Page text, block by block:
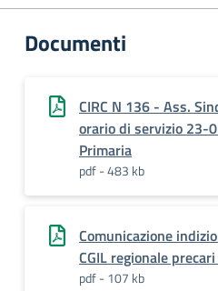
Documenti
CIRC N 136 - Ass.
orario di servizio 23-
Primaria
pdf - 483 kb
Comunicazione
CGIL regionale
pdf - 107 kb